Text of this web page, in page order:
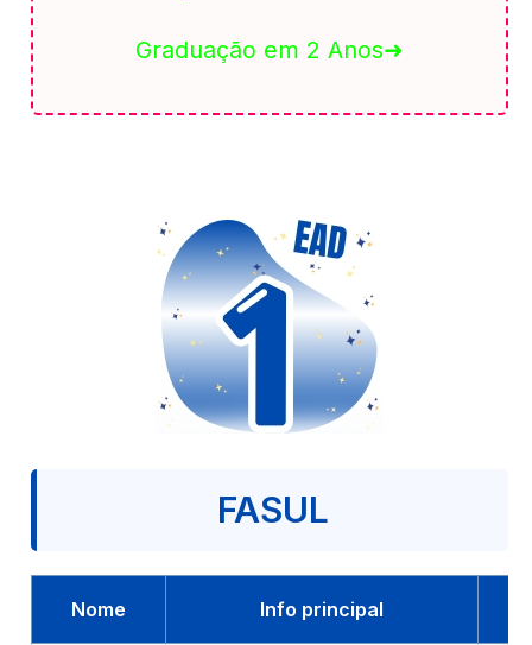
Graduação em 2 Anos➜
FASUL
Nome Info principal